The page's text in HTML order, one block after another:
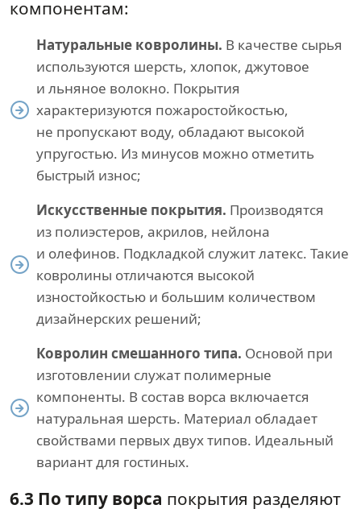
компонентам:
Натуральные ковролины. В качестве сырья
используются шерсть, хлопок, джутовое
и льняное волокно. Покрытия
характеризуются пожаростойкостью,
не пропускают воду, обладают высокой
упругостью. Из минусов можно отметить
быстрый износ;
Искусственные покрытия. Производятся
из полиэстеров, акрилов, нейлона
и олефинов. Подкладкой служит латекс. Такие
ковролины отличаются высокой
изностойкостью и большим количеством
дизайнерских решений;
Ковролин смешанного типа. Основой при
изготовлении служат полимерные
компоненты. В состав ворса включается
натуральная шерсть. Материал обладает
свойствами первых двух типов. Идеальный
вариант для гостиных.
6.3 По типу ворса покрытия разделяют